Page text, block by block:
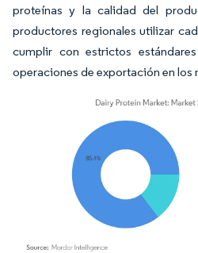
proteínas y la calidad del
productores regionales utilizar
cumplir con estrictos
operaciones de exportación en los